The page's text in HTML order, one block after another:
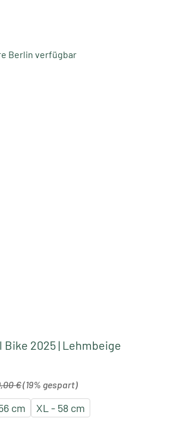
Berlin verfügbar
Bike 2025 | Lehmbeige
€(19% gespart)
cm
XL - 58 cm